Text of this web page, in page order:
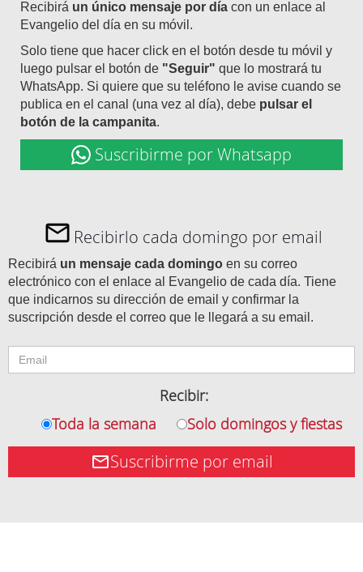
Recibirá un único mensaje por día con un enlace al
Evangelio del día en su móvil.
Solo tiene que hacer click en el botón desde tu móvil y
luego pulsar el botón de "Seguir" que lo mostrará tu
WhatsApp. Si quiere que su teléfono le avise cuando se
publica en el canal (una vez al día), debe pulsar el
botón de la campanita.
Suscribirme por Whatsapp
Recibirlo cada domingo por email
Recibirá un mensaje cada domingo en su correo
electrónico con el enlace al Evangelio de cada día. Tiene
que indicarnos su dirección de email y confirmar la
suscripción desde el correo que le llegará a su email.
Recibir:
Toda la semana
Solo domingos y fiestas
Suscribirme por email